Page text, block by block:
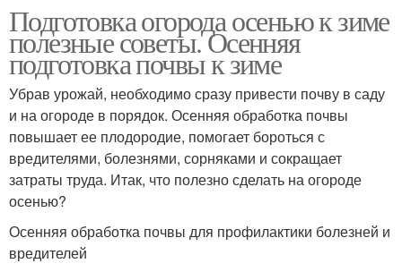
Подготовка огорода осенью к зиме
полезные советы. Осенняя
подготовка почвы к зиме
Убрав урожай, необходимо сразу привести почву в саду
и на огороде в порядок. Осенняя обработка почвы
повышает ее плодородие, помогает бороться с
вредителями, болезнями, сорняками и сокращает
затраты труда. Итак, что полезно сделать на огороде
осенью?
Осенняя обработка почвы для профилактики болезней и
вредителей